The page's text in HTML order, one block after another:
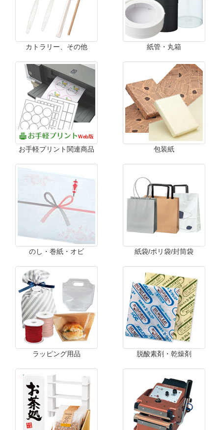
カトラリー、その他 紙管・丸箱
お手軽プリント関連商品 包装紙
のし・巻紙・オビ 紙袋/ポリ袋/封筒袋
ラッピング用品 脱酸素剤・乾燥剤